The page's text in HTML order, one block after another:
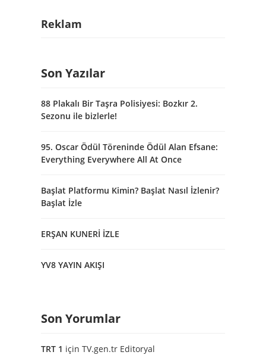
Reklam
Son Yazılar
88 Plakalı Bir Taşra Polisiyesi: Bozkır 2.
Sezonu ile bizlerle!
95. Oscar Ödül Töreninde Ödül Alan Efsane:
Everything Everywhere All At Once
Başlat Platformu Kimin? Başlat Nasıl İzlenir?
Başlat İzle
ERŞAN KUNERİ İZLE
YV8 YAYIN AKIŞI
Son Yorumlar
TRT 1 için TV.gen.tr Editoryal